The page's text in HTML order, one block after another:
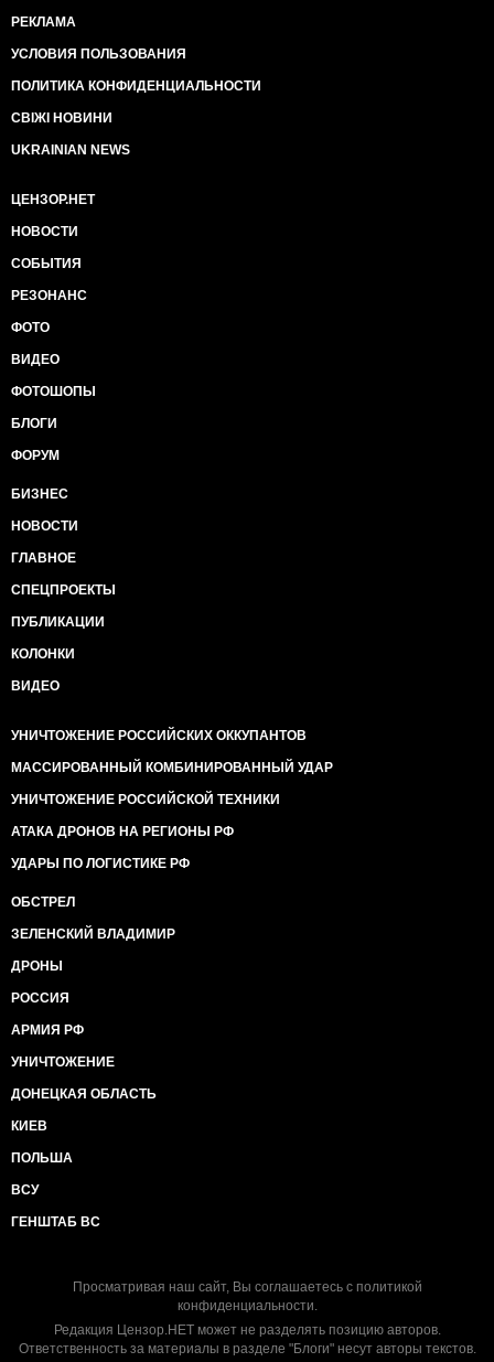
РЕКЛАМА
УСЛОВИЯ ПОЛЬЗОВАНИЯ
ПОЛИТИКА КОНФИДЕНЦИАЛЬНОСТИ
СВІЖІ НОВИНИ
UKRAINIAN NEWS
ЦЕНЗОР.НЕТ
НОВОСТИ
СОБЫТИЯ
РЕЗОНАНС
ФОТО
ВИДЕО
ФОТОШОПЫ
БЛОГИ
ФОРУМ
БИЗНЕС
НОВОСТИ
ГЛАВНОЕ
СПЕЦПРОЕКТЫ
ПУБЛИКАЦИИ
КОЛОНКИ
ВИДЕО
УНИЧТОЖЕНИЕ РОССИЙСКИХ ОККУПАНТОВ
МАССИРОВАННЫЙ КОМБИНИРОВАННЫЙ УДАР
УНИЧТОЖЕНИЕ РОССИЙСКОЙ ТЕХНИКИ
АТАКА ДРОНОВ НА РЕГИОНЫ РФ
УДАРЫ ПО ЛОГИСТИКЕ РФ
ОБСТРЕЛ
ЗЕЛЕНСКИЙ ВЛАДИМИР
ДРОНЫ
РОССИЯ
АРМИЯ РФ
УНИЧТОЖЕНИЕ
ДОНЕЦКАЯ ОБЛАСТЬ
КИЕВ
ПОЛЬША
ВСУ
ГЕНШТАБ ВС
Просматривая наш сайт, Вы соглашаетесь с политикой
конфиденциальности.
Редакция Цензор.НЕТ может не разделять позицию авторов.
Ответственность за материалы в разделе "Блоги" несут авторы текстов.